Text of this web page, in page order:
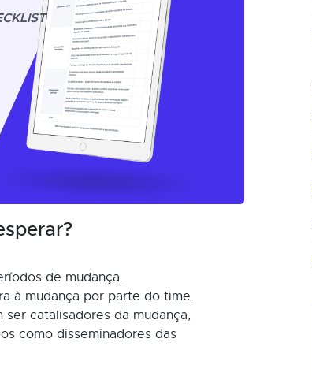
de mudança.
à mudança por parte do time.
catalisadores da mudança,
como disseminadores das